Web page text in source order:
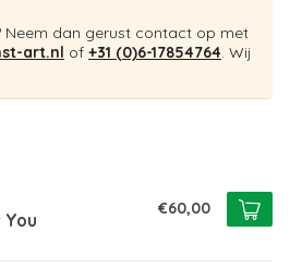
Neem dan gerust contact op met
art.nl of +31 (0)6-17854764. Wij
€60,00